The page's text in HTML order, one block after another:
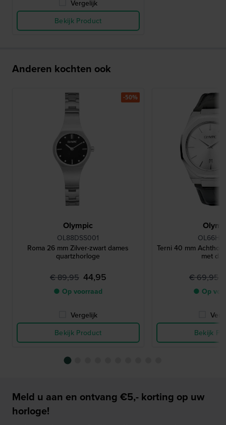
Vergelijk
Bekijk Product
Anderen kochten ook
Olympic
OL88DSS001
Roma 26 mm Zilver-zwart dames
quartzhorloge
€ 89,95 44,95
● Op voorraad
Vergelijk
Bekijk Product
-50%
Terni 40 mm
met
€ 69,95
● Op
Bekijk
Meld u aan en ontvang €5,- korting op uw
horloge!